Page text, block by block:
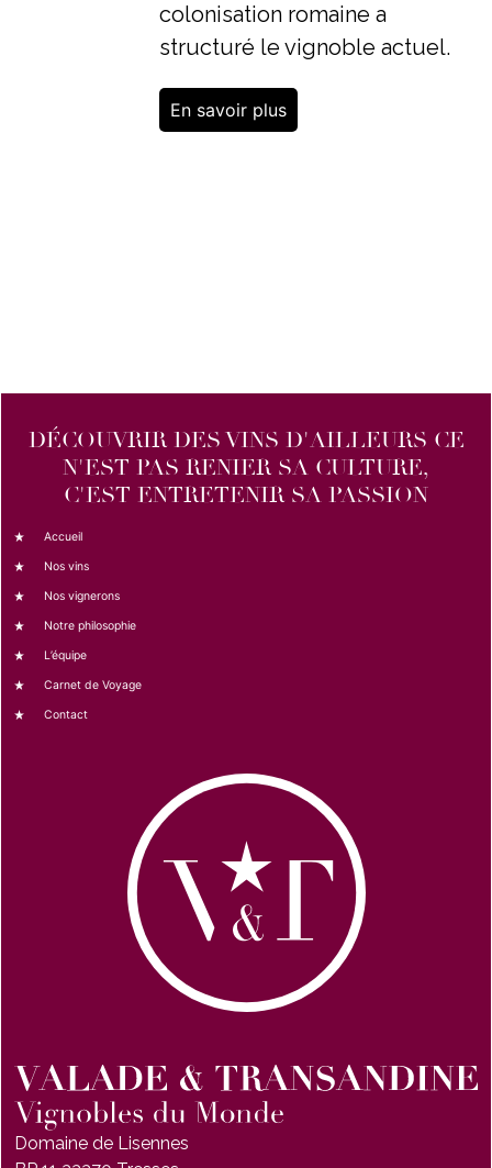
colonisation romaine a
structuré le vignoble actuel.
En savoir plus
DÉCOUVRIR DES VINS D'AILLEURS CE
N'EST PAS RENIER SA CULTURE,
C'EST ENTRETENIR SA PASSION
Accueil
Nos vins
Nos vignerons
Notre philosophie
L’équipe
Carnet de Voyage
Contact
Domaine de Lisennes